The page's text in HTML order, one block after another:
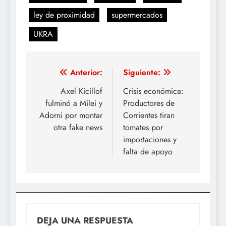
ley de proximidad
supermercados
UKRA
Navegación
entradas
Anterior:
Axel Kicillof
fulminó a Milei y
Adorni por montar
otra fake news
Siguiente:
Crisis económica:
Productores de
Corrientes tiran
tomates por
importaciones y
falta de apoyo
DEJA UNA RESPUESTA